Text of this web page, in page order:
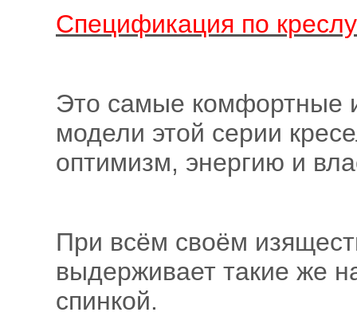
Спецификация по
Это самые комфортные
модели этой серии
оптимизм, энергию и
При всём своём
выдерживает такие же
спинкой.